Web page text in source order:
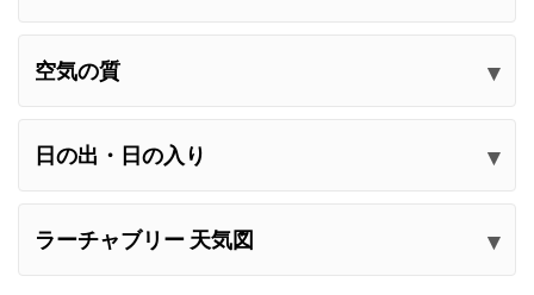
空気の質
日の出・日の入り
ラーチャブリー 天気図